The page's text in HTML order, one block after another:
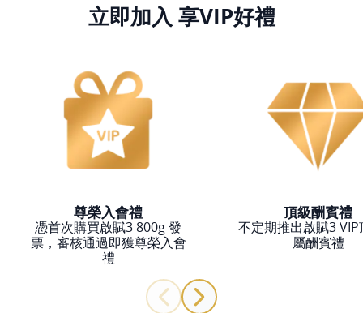
立即加入 享VIP好禮
尊榮入會禮
憑首次購買啟賦3 800g 發
票，審核通過即獲尊榮入會
禮
頂級酬賓禮
不定期推出啟賦3
屬酬賓禮